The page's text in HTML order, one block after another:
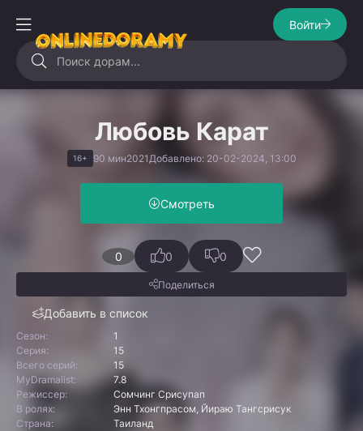
Войти
Любовь Карат
16+ 90 мин2021 Добавлено: 20-02-2024, 13:00
Смотреть
0
Добавить в список
0 0
Поделиться
Сезон:
1
Серия:
15
Всего серий:
15
MyDramalist:
7.8
Режиссер:
Сомчинг Срисупап
В ролях:
Энн Тхонгпрасом, Йираю Тангсрисук
Страна:
Таиланд